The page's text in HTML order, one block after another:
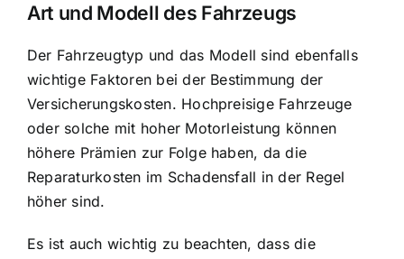
Art und Modell des Fahrzeugs
Der Fahrzeugtyp und das Modell sind ebenfalls
wichtige Faktoren bei der Bestimmung der
Versicherungskosten. Hochpreisige Fahrzeuge
oder solche mit hoher Motorleistung können
höhere Prämien zur Folge haben, da die
Reparaturkosten im Schadensfall in der Regel
höher sind.
Es ist auch wichtig zu beachten, dass die